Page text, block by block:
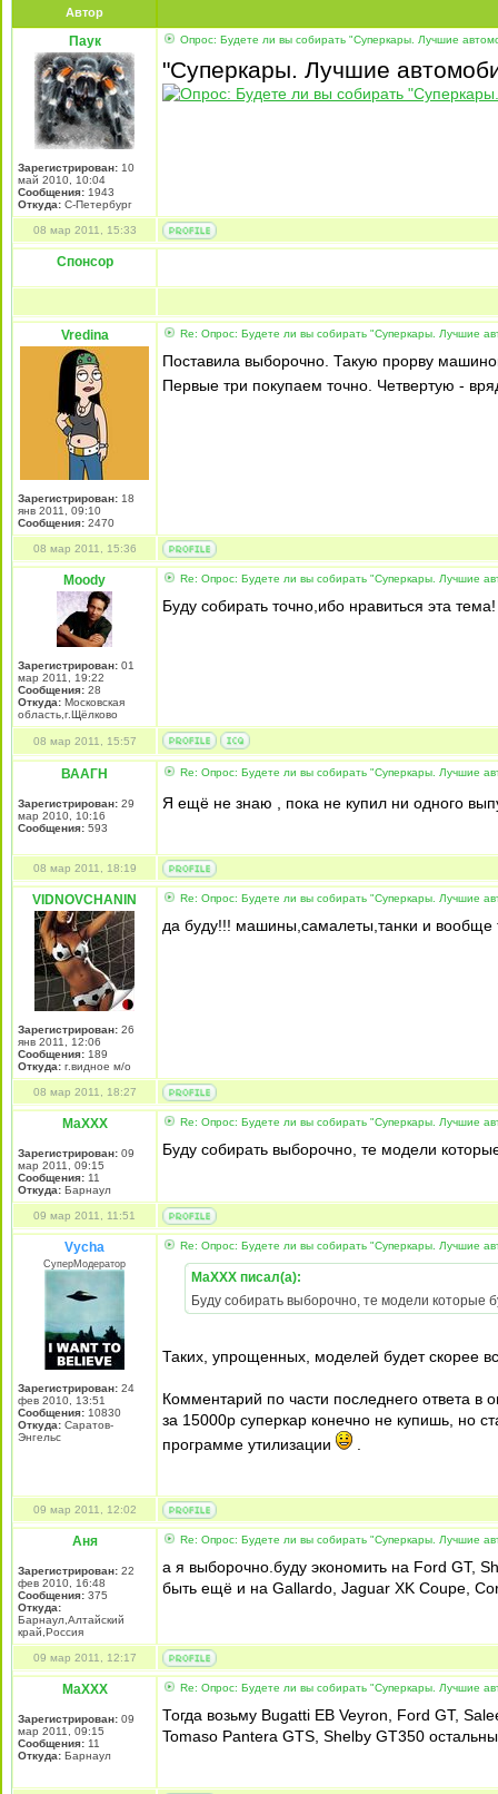
Автор
Паук
Зарегистрирован: 10
май 2010, 10:04
Сообщения: 1943
Откуда: С-Петербург
Опрос: Будете ли вы собирать "Суперкары. Лучшие
"Суперкары. Лучшие
08 мар 2011, 15:33
Спонсор
Vredina
Зарегистрирован: 18
янв 2011, 09:10
Сообщения: 2470
Re: Опрос: Будете ли вы собирать "Суперкары. Лучшие
Поставила выборочно. Такую прорву
Первые три покупаем точно. Четвертую -
08 мар 2011, 15:36
Moody
Зарегистрирован: 01
мар 2011, 19:22
Сообщения: 28
Откуда: Московская
область,г.Щёлково
Re: Опрос: Будете ли вы собирать "Суперкары. Лучшие
Буду собирать точно,ибо нравиться эта тема!
08 мар 2011, 15:57
ВААГН
Зарегистрирован: 29
мар 2010, 10:16
Сообщения: 593
Re: Опрос: Будете ли вы собирать "Суперкары. Лучшие
Я ещё не знаю , пока не купил ни одного
08 мар 2011, 18:19
VIDNOVCHANIN
Зарегистрирован: 26
янв 2011, 12:06
Сообщения: 189
Откуда: г.видное м/о
Re: Опрос: Будете ли вы собирать "Суперкары. Лучшие
да буду!!! машины,самалеты,танки и вообще
08 мар 2011, 18:27
MaXXX
Зарегистрирован: 09
мар 2011, 09:15
Сообщения: 11
Откуда: Барнаул
Re: Опрос: Будете ли вы собирать "Суперкары. Лучшие
Буду собирать выборочно, те модели
09 мар 2011, 11:51
Vycha
СуперМодератор
Зарегистрирован: 24
фев 2010, 13:51
Сообщения: 10830
Откуда: Саратов-
Энгельс
Re: Опрос: Будете ли вы собирать "Суперкары. Лучшие
MaXXX писал(а):
Буду собирать выборочно, те модели которые
Таких, упрощенных, моделей будет скорее
Комментарий по части последнего ответа в
за 15000р суперкар конечно не купишь, но
программе утилизации
09 мар 2011, 12:02
Аня
Зарегистрирован: 22
фев 2010, 16:48
Сообщения: 375
Откуда:
Барнаул,Алтайский
край,Россия
Re: Опрос: Будете ли вы собирать "Суперкары. Лучшие
а я выборочно.буду экономить на Ford GT,
быть ещё и на Gallardo, Jaguar XK Coupe,
09 мар 2011, 12:17
MaXXX
Зарегистрирован: 09
мар 2011, 09:15
Сообщения: 11
Откуда: Барнаул
Re: Опрос: Будете ли вы собирать "Суперкары. Лучшие
Тогда возьму Bugatti EB Veyron, Ford GT,
Tomaso Pantera GTS, Shelby GT350